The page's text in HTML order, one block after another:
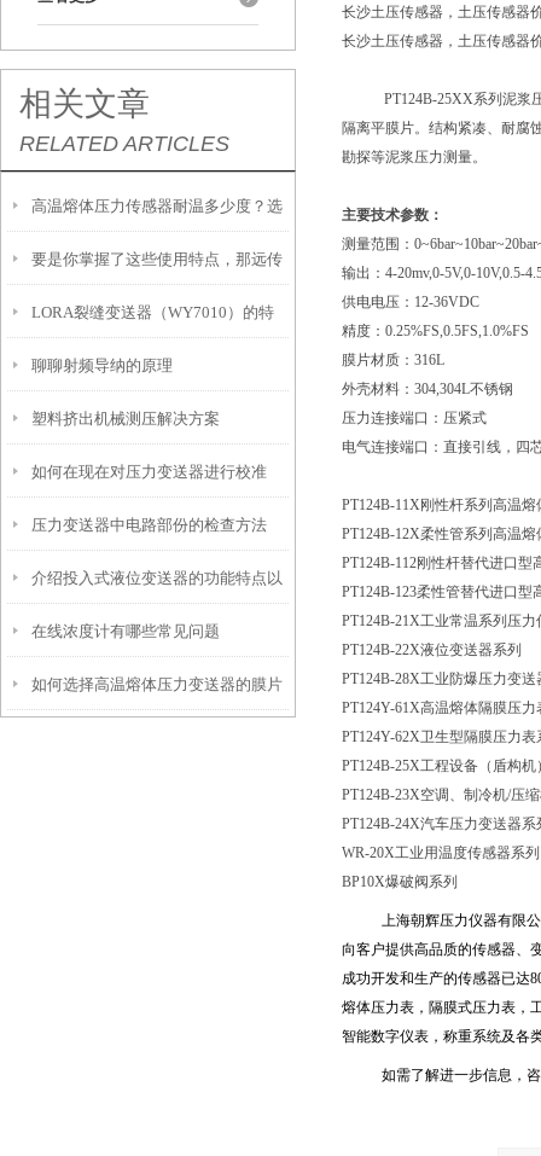
相关文章
RELATED ARTICLES
高温熔体压力传感器耐温多少度？选
型必须知道的参数
要是你掌握了这些使用特点，那远传
差压变送器的效率将翻倍增长
LORA裂缝变送器（WY7010）的特
点和安装注意事项
聊聊射频导纳的原理
塑料挤出机械测压解决方案
如何在现在对压力变送器进行校准
压力变送器中电路部份的检查方法
介绍投入式液位变送器的功能特点以
及调试方法
在线浓度计有哪些常见问题
如何选择高温熔体压力变送器的膜片
长沙土压传感器，土压传感器
长沙土压传感器，土压传感器
PT124B-25XX系列泥浆
隔离平膜片。结构紧凑、耐腐
勘探等泥浆压力测量。
主要技术参数：
测量范围：
输出： 4-20mv,0-5V,0-10V,0.5-
供电电压： 12-36VDC
精度： 0.25%FS,0.5FS,1.0%FS
膜片材质： 316L
外壳材料： 304,304L不锈钢
压力连接端口：压紧式
电气连接端口：直接引线，四
PT124B-11X刚性杆系列高温
PT124B-12X柔性管系列高温
PT124B-112刚性杆替代进口型
PT124B-123柔性管替代进口型
PT124B-21X工业常温系列压力
PT124B-22X液位变送器系列
PT124B-28X工业防爆压力变送
PT124Y-61X高温熔体隔膜压
PT124Y-62X卫生型隔膜压力表
PT124B-25X工程设备（盾构
PT124B-23X空调、制冷机/压
PT124B-24X汽车压力变送器系
WR-20X工业用温度传感器系列
BP10X爆破阀系列
上海朝辉压力仪器有限
向客户提供高品质的传感器、
成功开发和生产的传感器已达
熔体压力表，隔膜式压力表，
智能数字仪表，称重系统及各
如需了解进一步信息，